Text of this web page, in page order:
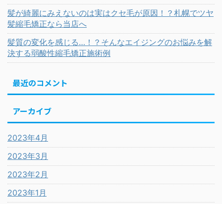
髪が綺麗にみえないのは実はクセ毛が原因！？札幌でツヤ
髪縮毛矯正なら当店へ
髪質の変化を感じる…！？そんなエイジングのお悩みを解
決する弱酸性縮毛矯正施術例
最近のコメント
アーカイブ
2023年4月
2023年3月
2023年2月
2023年1月